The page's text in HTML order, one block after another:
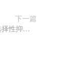
下一篇
Ceralasertib (AZD6738)：靶向ATR激酶的选择性抑制剂 CAS号：1352226-88-0